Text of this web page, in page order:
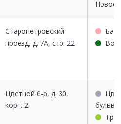
Старопетровский
проезд, д. 7А, стр. 22
Цветной б-р, д. 30,
корп. 2